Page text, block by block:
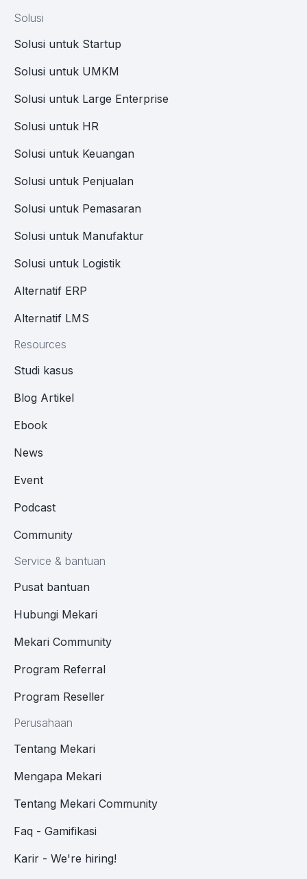
Solusi
Solusi untuk Startup
Solusi untuk UMKM
Solusi untuk Large Enterprise
Solusi untuk HR
Solusi untuk Keuangan
Solusi untuk Penjualan
Solusi untuk Pemasaran
Solusi untuk Manufaktur
Solusi untuk Logistik
Alternatif ERP
Alternatif LMS
Resources
Studi kasus
Blog Artikel
Ebook
News
Event
Podcast
Community
Service & bantuan
Pusat bantuan
Hubungi Mekari
Mekari Community
Program Referral
Program Reseller
Perusahaan
Tentang Mekari
Mengapa Mekari
Tentang Mekari Community
Faq - Gamifikasi
Karir - We're hiring!